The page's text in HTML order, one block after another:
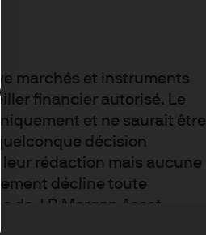
marchés et instruments
financier autorisé. Le
et ne saurait être
décision
rédaction mais aucune
décline toute
de J.P. Morgan Asset